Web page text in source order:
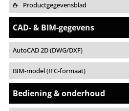
Productgegevensblad
CAD- & BIM-gegevens
AutoCAD 2D (DWG/DXF)
BIM-model (IFC-formaat)
Bediening & onderhoud